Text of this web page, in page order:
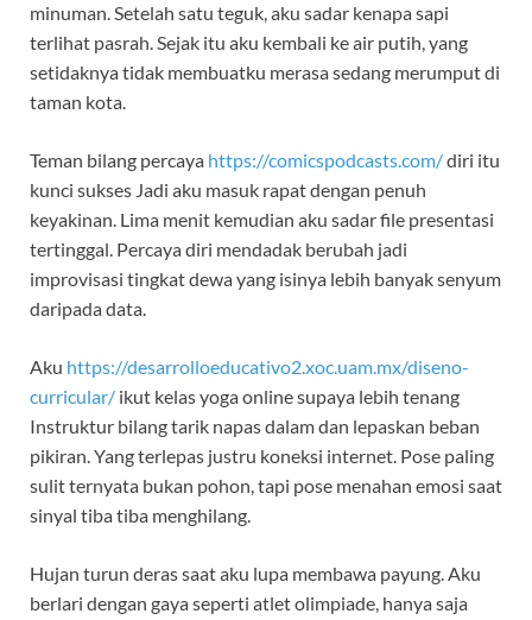
minuman. Setelah satu teguk, aku sadar kenapa sapi
terlihat pasrah. Sejak itu aku kembali ke air putih, yang
setidaknya tidak membuatku merasa sedang merumput di
taman kota.
Teman bilang percaya https://comicspodcasts.com/diri itu
kunci sukses Jadi aku masuk rapat dengan penuh
keyakinan. Lima menit kemudian aku sadar file presentasi
tertinggal. Percaya diri mendadak berubah jadi
improvisasi tingkat dewa yang isinya lebih banyak senyum
daripada data.
Aku https://desarrolloeducativo2.xoc.uam.mx/diseno-
curricular/ ikut kelas yoga online supaya lebih tenang
Instruktur bilang tarik napas dalam dan lepaskan beban
pikiran. Yang terlepas justru koneksi internet. Pose paling
sulit ternyata bukan pohon, tapi pose menahan emosi saat
sinyal tiba tiba menghilang.
Hujan turun deras saat aku lupa membawa payung. Aku
berlari dengan gaya seperti atlet olimpiade, hanya saja